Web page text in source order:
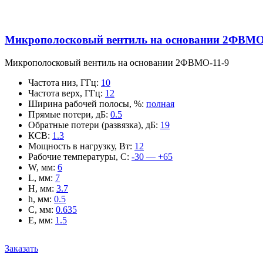
Микрополосковый вентиль на основании
Микрополосковый вентиль на основании 2ФВМO-11-9
Частота низ, ГГц: 10
Частота верх, ГГц: 12
Ширина рабочей полосы, %: полная
Прямые потери, дБ: 0.5
Обратные потери (развязка), дБ: 19
КСВ: 1.3
Мощность в нагрузку, Вт: 12
Рабочие температуры, С: -30 — +65
W, мм: 6
L, мм: 7
H, мм: 3.7
h, мм: 0.5
C, мм: 0.635
E, мм: 1.5
Заказать